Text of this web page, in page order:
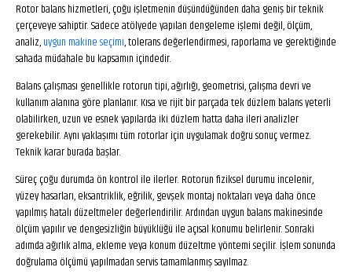
Rotor balans hizmetleri, çoğu işletmenin düşündüğünden daha geniş bir teknik
çerçeveye sahiptir. Sadece atölyede yapılan dengeleme işlemi değil, ölçüm,
analiz,uygun makine seçimi, tolerans değerlendirmesi, raporlama ve gerektiğinde
sahada müdahale bu kapsamın içindedir.
Balans çalışması genellikle rotorun tipi, ağırlığı, geometrisi, çalışma devri ve
kullanım alanına göre planlanır. Kısa ve rijit bir parçada tek düzlem balans yeterli
olabilirken, uzun ve esnek yapılarda iki düzlem hatta daha ileri analizler
gerekebilir. Aynı yaklaşımı tüm rotorlar için uygulamak doğru sonuç vermez.
Teknik karar burada başlar.
Süreç çoğu durumda ön kontrol ile ilerler. Rotorun fiziksel durumu incelenir,
yüzey hasarları, eksantriklik, eğrilik, gevşek montaj noktaları veya daha önce
yapılmış hatalı düzeltmeler değerlendirilir. Ardından uygun balans makinesinde
ölçüm yapılır ve dengesizliğin büyüklüğü ile açısal konumu belirlenir. Sonraki
adımda ağırlık alma, ekleme veya konum düzeltme yöntemi seçilir. İşlem sonunda
doğrulama ölçümü yapılmadan servis tamamlanmış sayılmaz.